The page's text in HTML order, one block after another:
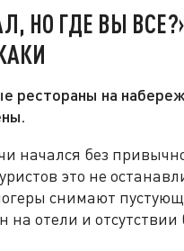
НО ГДЕ ВЫ
рестораны на
начался без
это не
снимают
на отели и